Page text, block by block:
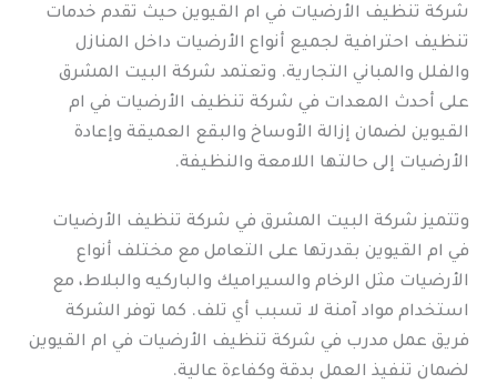
شركة تنظيف الأرضيات في ام القيوين حيث تقدم خدمات
تنظيف احترافية لجميع أنواع الأرضيات داخل المنازل
والفلل والمباني التجارية. وتعتمد شركة البيت المشرق
على أحدث المعدات في شركة تنظيف الأرضيات في ام
القيوين لضمان إزالة الأوساخ والبقع العميقة وإعادة
الأرضيات إلى حالتها اللامعة والنظيفة.
وتتميز شركة البيت المشرق في شركة تنظيف الأرضيات
في ام القيوين بقدرتها على التعامل مع مختلف أنواع
الأرضيات مثل الرخام والسيراميك والباركيه والبلاط، مع
استخدام مواد آمنة لا تسبب أي تلف. كما توفر الشركة
فريق عمل مدرب في شركة تنظيف الأرضيات في ام القيوين
لضمان تنفيذ العمل بدقة وكفاءة عالية.